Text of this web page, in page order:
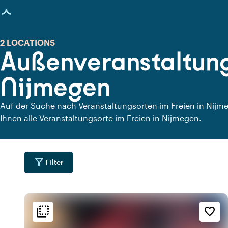
geladen
Nijmegen
2 LOCATIONS
Auf der Suche nach Veranstaltungsorten im Freien in
Ihnen alle Veranstaltungsorte im Freien in Nijmegen.
filter_alt Filter
flip_to_back favorite_border
flip_to_back Ambiente und Ästhetik
Erreichbarkeit und Lage